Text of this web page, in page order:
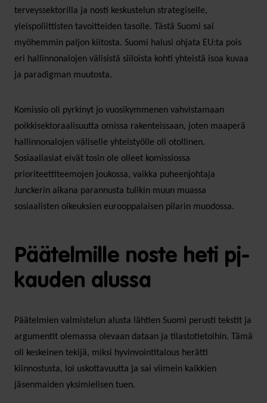
terveyssektorilla ja nosti keskustelun strategiselle,
yleispoliittisten tavoitteiden tasolle. Tästä Suomi sai
myöhemmin paljon kiitosta. Suomi halusi ohjata EU:ta pois
eri hallinnonalojen välisistä siiloista kohti yhteistä isoa kuvaa
ja paradigman muutosta.
Komissio oli pyrkinyt jo vuosikymmenen vahvistamaan
poikkisektoraalisuutta omissa rakenteissaan, joten maaperä
hallinnonalojen väliselle yhteistyölle oli otollinen.
Sosiaaliasiat eivät tosin ole olleet komissiossa
prioriteettiteemojen joukossa, vaikka puheenjohtaja
Junckerin aikana parannusta tulikin muun muassa
sosiaalisten oikeuksien eurooppalaisen pilarin muodossa.
Päätelmille noste heti pj-
kauden alussa
Päätelmien valmistelun alusta lähtien Suomi perusti tekstit ja
argumentit olemassa olevaan dataan ja tilastotietoihin. Tämä
oli keskeinen tekijä, miksi hyvinvointitalous herätti
kiinnostusta, loi uskottavuutta ja sai viimein kaikkien
jäsenmaiden yksimielisen tuen.